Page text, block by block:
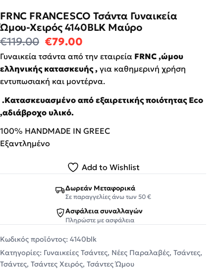
FRNC FRANCESCO Τσάντα Γυναικεία
Ώμου-Χειρός 4140BLK Μαύρο
€119.00 Original price was: €119.00.
€79.00
Γυναικεία τσάντα από την εταιρεία FRNC ,ώμου
ελληνικής κατασκευής , για καθημερινή χρήση
εντυπωσιακή και μοντέρνα.
.Κατασκευασμένο από εξαιρετικής ποιότητας Eco
,αδιάβροχο υλικό.
100% HANDMADE IN GREEC
Εξαντλημένο
Add to Wishlist
Δωρεάν Μεταφορικά
Σε παραγγελίες άνω των 50 €
Ασφάλεια συναλλαγών
Πληρώστε με ασφάλεια
Κωδικός προϊόντος: 4140blk
Κατηγορίες: Γυναικείες Τσάντες, Νέες Παραλαβές, Τσάντες,
Τσάντες, Τσάντες Χειρός, Τσάντες Ώμου